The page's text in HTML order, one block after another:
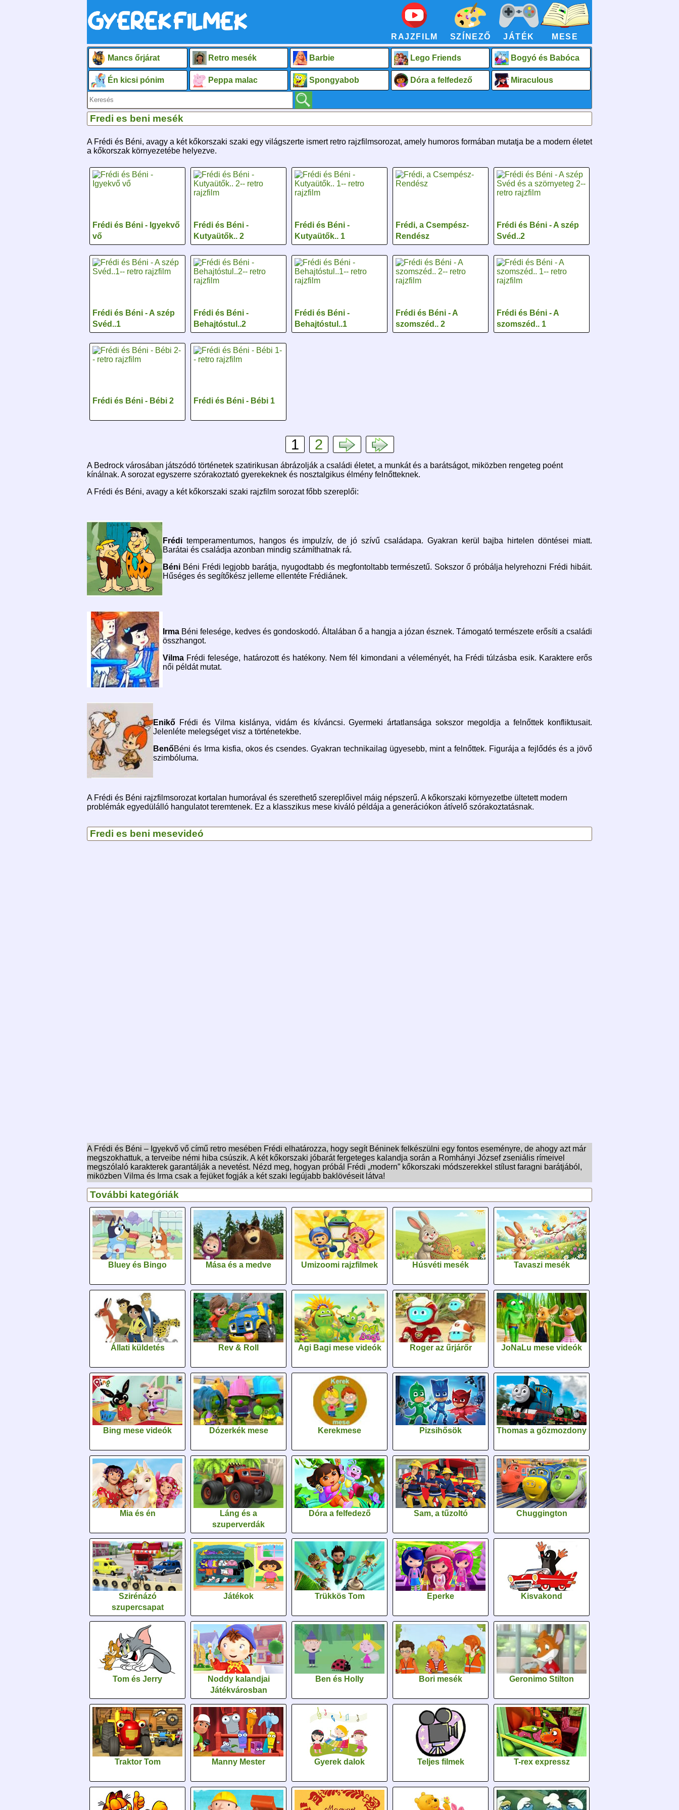
RAJZFILM SZÍNEZŐ JÁTÉK MESE
Mancs őrjárat Retro mesék Barbie Lego Friends Bogyó és Babóca
Én kicsi pónim Peppa malac Spongyabob Dóra a felfedező Miraculous
Fredi es beni mesék
A Frédi és Béni, avagy a két kőkorszaki szaki egy világszerte ismert retro rajzfilmsorozat, amely humoros formában mutatja be a modern életet
a kőkorszak környezetébe helyezve.
Frédi és Béni - Igyekvő
vő
Frédi és Béni -
Kutyaütők.. 2
Frédi és Béni -
Kutyaütők.. 1
Frédi, a Csempész-
Rendész
Frédi és Béni - A szép
Svéd..2
Frédi és Béni - A szép
Svéd..1
Frédi és Béni -
Behajtóstul..2
Frédi és Béni -
Behajtóstul..1
Frédi és Béni - A
szomszéd.. 2
Frédi és Béni - A
szomszéd.. 1
Frédi és Béni - Bébi 2 Frédi és Béni - Bébi 1
1 2
A Bedrock városában játszódó történetek szatirikusan ábrázolják a családi életet, a munkát és a barátságot, miközben rengeteg poént
kínálnak. A sorozat egyszerre szórakoztató gyerekeknek és nosztalgikus élmény felnőtteknek.
A Frédi és Béni, avagy a két kőkorszaki szaki rajzfilm sorozat főbb szereplői:
Frédi temperamentumos, hangos és impulzív, de jó szívű családapa. Gyakran kerül bajba hirtelen döntései miatt.
Barátai és családja azonban mindig számíthatnak rá.
Béni Béni Frédi legjobb barátja, nyugodtabb és megfontoltabb természetű. Sokszor ő próbálja helyrehozni Frédi hibáit.
Hűséges és segítőkész jelleme ellentéte Frédiánek.
Irma Béni felesége, kedves és gondoskodó. Általában ő a hangja a józan észnek. Támogató természete erősíti a családi
összhangot.
Vilma Frédi felesége, határozott és hatékony. Nem fél kimondani a véleményét, ha Frédi túlzásba esik. Karaktere erős
női példát mutat.
Enikő Frédi és Vilma kislánya, vidám és kíváncsi. Gyermeki ártatlansága sokszor megoldja a felnőttek konfliktusait.
Jelenléte melegséget visz a történetekbe.
BenőBéni és Irma kisfia, okos és csendes. Gyakran technikailag ügyesebb, mint a felnőttek. Figurája a fejlődés és a jövő
szimbóluma.
A Frédi és Béni rajzfilmsorozat kortalan humorával és szerethető szereplőivel máig népszerű. A kőkorszaki környezetbe ültetett modern
problémák egyedülálló hangulatot teremtenek. Ez a klasszikus mese kiváló példája a generációkon átívelő szórakoztatásnak.
Fredi es beni mesevideó
A Frédi és Béni – Igyekvő vő című retro mesében Frédi elhatározza, hogy segít Béninek felkészülni egy fontos eseményre, de ahogy azt már
megszokhattuk, a terveibe némi hiba csúszik. A két kőkorszaki jóbarát fergeteges kalandja során a Romhányi József zseniális rímeivel
megszólaló karakterek garantálják a nevetést. Nézd meg, hogyan próbál Frédi „modern” kőkorszaki módszerekkel stílust faragni barátjából,
miközben Vilma és Irma csak a fejüket fogják a két szaki legújabb baklövéseit látva!
További kategóriák
Bluey és Bingo Mása és a medve Umizoomi rajzfilmek Húsvéti mesék Tavaszi mesék
Állati küldetés Rev & Roll Agi Bagi mese videók Roger az űrjárőr JoNaLu mese videók
Bing mese videók Dózerkék mese Kerekmese Pizsihősök Thomas a gőzmozdony
Mia és én
Láng és a
szuperverdák
Dóra a felfedező Sam, a tűzoltó Chuggington
Szirénázó
szupercsapat
Játékok Trükkös Tom Eperke Kisvakond
Tom és Jerry
Noddy kalandjai
Játékvárosban
Ben és Holly Bori mesék Geronimo Stilton
Traktor Tom Manny Mester Gyerek dalok Teljes filmek T-rex expressz